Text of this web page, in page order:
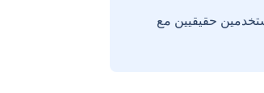
حقيقيين مع